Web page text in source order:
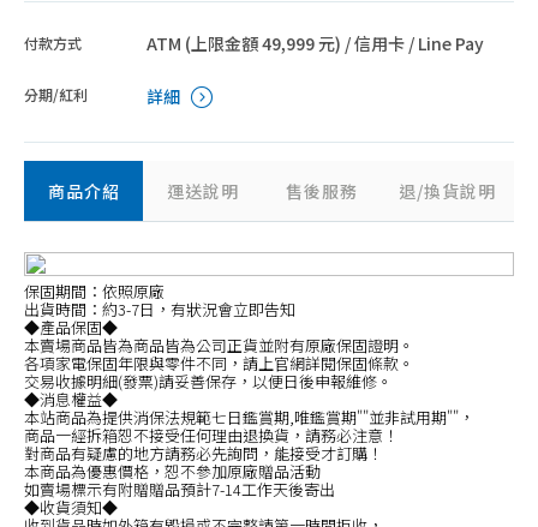
付款方式 ATM (上限金額 49,999 元) / 信用卡 / Line Pay
分期/紅利 詳細
商品介紹 運送說明 售後服務 退/換貨說明
保固期間：依照原廠
出貨時間：約3-7日，有狀況會立即告知
◆產品保固◆
本賣場商品皆為商品皆為公司正貨並附有原廠保固證明。
各項家電保固年限與零件不同，請上官網詳閱保固條款。
交易收據明細(發票)請妥善保存，以便日後申報維修。
◆消息權益◆
本站商品為提供消保法規範七日鑑賞期,唯鑑賞期""並非試用期""，
商品一經拆箱恕不接受任何理由退換貨，請務必注意！
對商品有疑慮的地方請務必先詢問，能接受才訂購！
本商品為優惠價格，恕不參加原廠贈品活動
如賣場標示有附贈贈品預計7-14工作天後寄出
◆收貨須知◆